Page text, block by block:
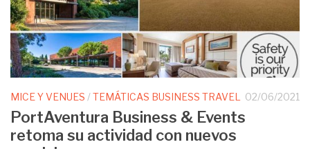
MICE Y VENUES /TEMÁTICAS BUSINESS TRAVEL 02/06/2021
PortAventura Business & Events
retoma su actividad con nuevos